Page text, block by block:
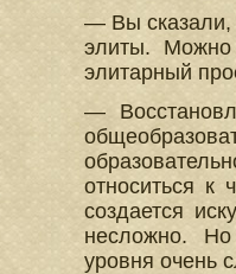
— Вы сказали,
элиты. Можно
элитарный
—
относиться к
создается
несложно. Но
уровня очень